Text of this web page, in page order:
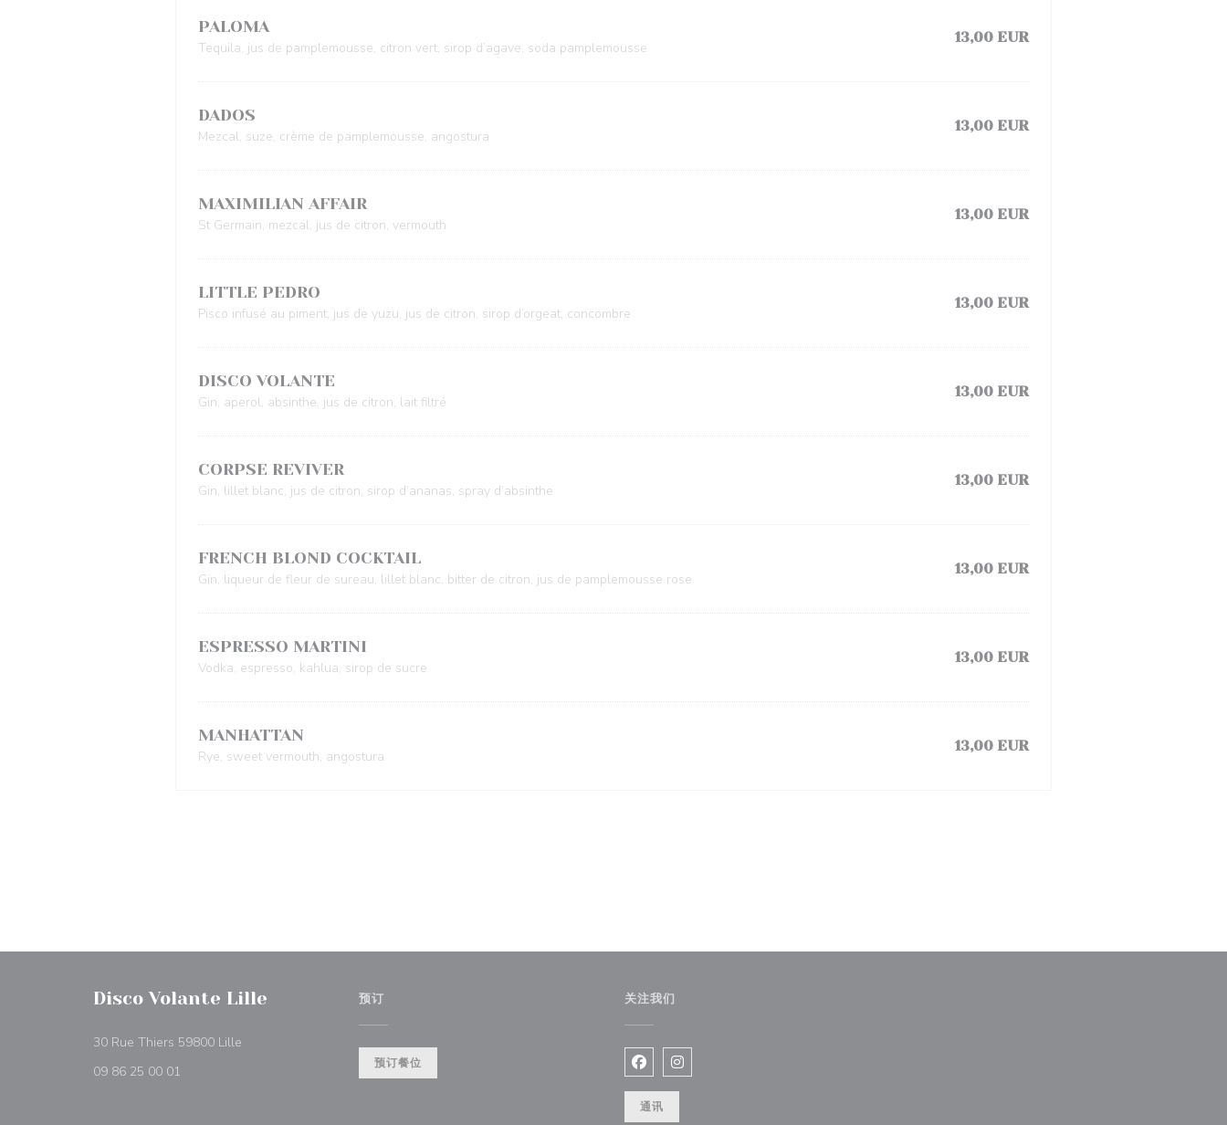
PALOMA
Tequila, jus de pamplemousse, citron vert, sirop d’agave, soda pamplemousse
13,00 EUR
DADOS
Mezcal, suze, crème de pamplemousse, angostura
13,00 EUR
MAXIMILIAN AFFAIR
St Germain, mezcal, jus de citron, vermouth
13,00 EUR
LITTLE PEDRO
Pisco infusé au piment, jus de yuzu, jus de citron, sirop d’orgeat, concombre
13,00 EUR
DISCO VOLANTE
Gin, aperol, absinthe, jus de citron, lait filtré
13,00 EUR
CORPSE REVIVER
Gin, lillet blanc, jus de citron, sirop d’ananas, spray d’absinthe
13,00 EUR
FRENCH BLOND COCKTAIL
Gin, liqueur de fleur de sureau, lillet blanc, bitter de citron, jus de pamplemousse rose
13,00 EUR
ESPRESSO MARTINI
Vodka, espresso, kahlua, sirop de sucre
13,00 EUR
MANHATTAN
Rye, sweet vermouth, angostura
13,00 EUR
Disco Volante Lille
30 Rue Thiers 59800 Lille
09 86 25 00 01
预订
预订餐位
关注我们
Facebook ((在新窗口中打开))
Instagram ((在新窗口中打开))
通讯